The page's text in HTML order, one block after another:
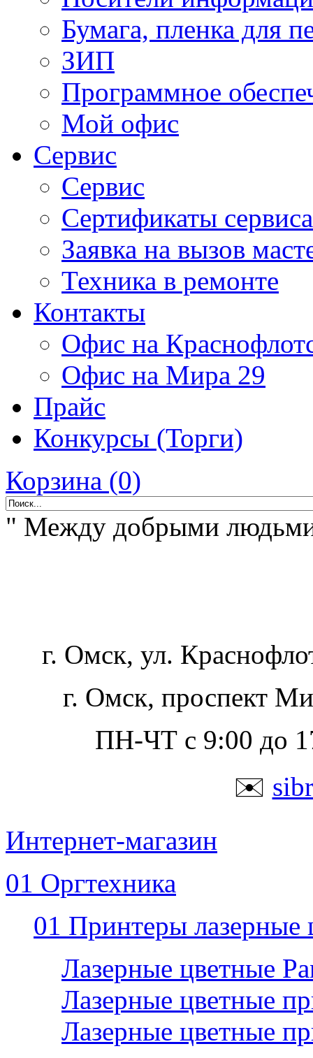
Бумага, пленка для
ЗИП
Программное
Мой офис
Сервис
Сервис
Сертификаты сервиса
Заявка на вызов
Техника в ремонте
Контакты
Офис на
Офис на Мира 29
Прайс
Конкурсы (Торги)
Корзина (0)
" Между добрыми
г. Омск, ул.
г. Омск, проспект
ПН-ЧТ с 9:00 до
✉️
Интернет-магазин
01 Оргтехника
01 Принтеры лазерные
Лазерные цветные
Лазерные цветные
Лазерные цветные